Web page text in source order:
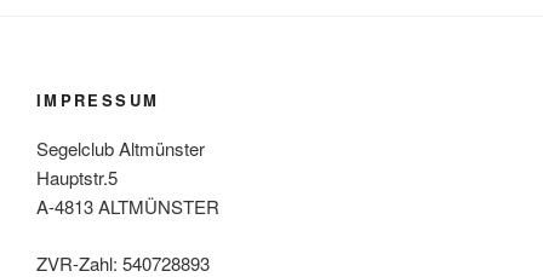
IMPRESSUM
Segelclub Altmünster
Hauptstr.5
A-4813 ALTMÜNSTER
ZVR-Zahl: 540728893